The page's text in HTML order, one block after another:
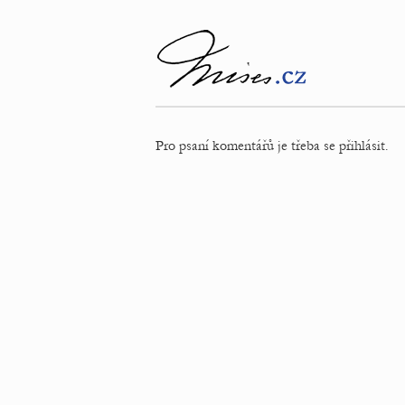
Pro psaní komentářů je třeba se přihlásit.